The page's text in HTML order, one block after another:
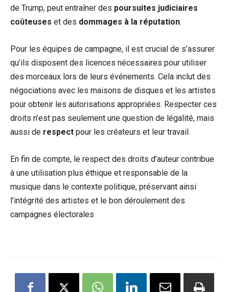
de Trump, peut entraîner des poursuites judiciaires
coûteuses et des dommages à la réputation.
Pour les équipes de campagne, il est crucial de s’assurer
qu’ils disposent des licences nécessaires pour utiliser
des morceaux lors de leurs événements. Cela inclut des
négociations avec les maisons de disques et les artistes
pour obtenir les autorisations appropriées. Respecter ces
droits n’est pas seulement une question de légalité, mais
aussi de respect pour les créateurs et leur travail.
En fin de compte, le respect des droits d’auteur contribue
à une utilisation plus éthique et responsable de la
musique dans le contexte politique, préservant ainsi
l’intégrité des artistes et le bon déroulement des
campagnes électorales